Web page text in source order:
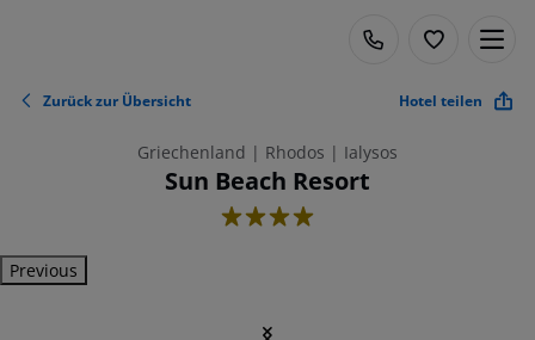
Zurück zur Übersicht Hotel teilen
Griechenland | Rhodos | Ialysos
Sun Beach Resort
4
Previous